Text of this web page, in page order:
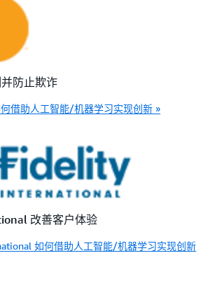
防止欺诈
借助人工智能/机器学习实现创新 »
改善客户体验
如何借助人工智能/机器学习实现创新